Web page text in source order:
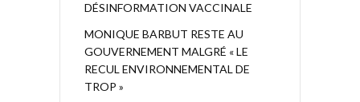
DÉSINFORMATION VACCINALE
MONIQUE BARBUT RESTE AU
GOUVERNEMENT MALGRÉ « LE
RECUL ENVIRONNEMENTAL DE
TROP »